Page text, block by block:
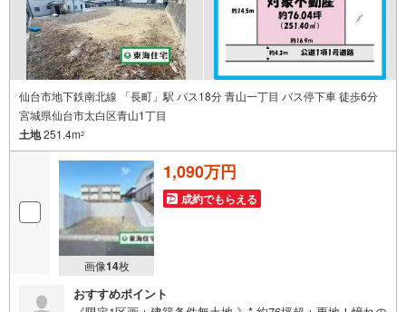
仙台市地下鉄南北線 「長町」駅 バス18分 青山一丁目 バス停下車 徒歩6分
宮城県仙台市太白区青山1丁目
土地251.4m2
画像14枚
1,090万円
成約でもらえる
おすすめポイント